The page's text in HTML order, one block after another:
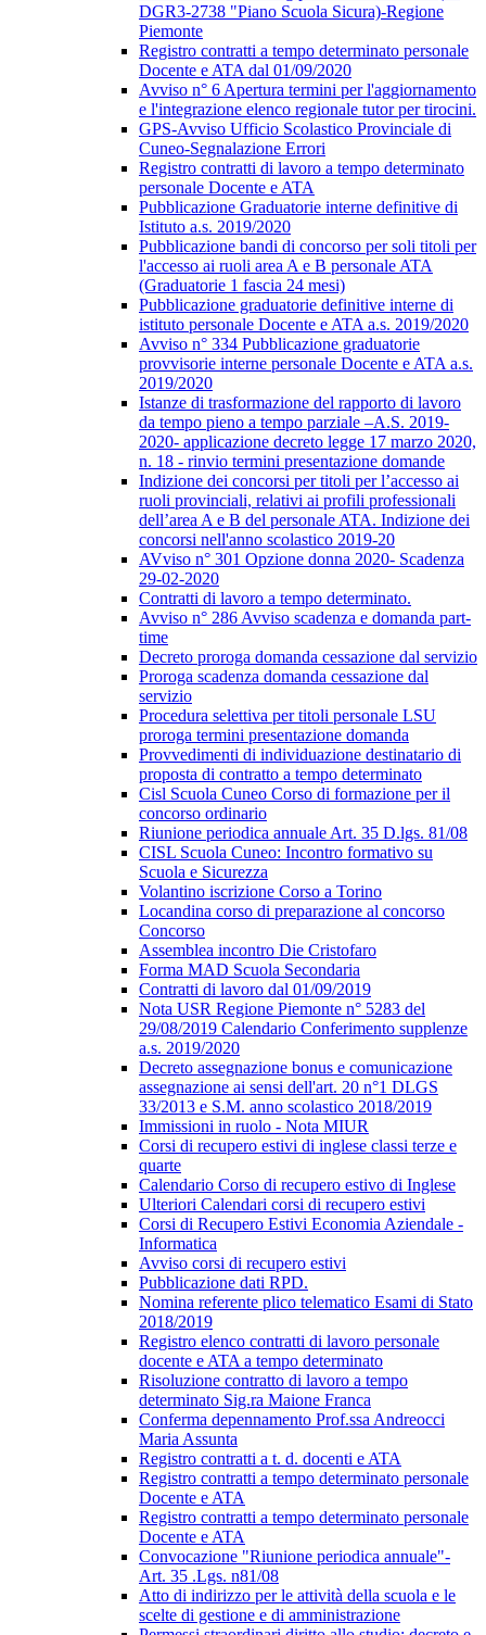
DGR3-2738 "Piano Scuola Sicura)-Regione
Piemonte
Registro contratti a tempo determinato personale
Docente e ATA dal 01/09/2020
Avviso n° 6 Apertura termini per l'aggiornamento
e l'integrazione elenco regionale tutor per tirocini.
GPS-Avviso Ufficio Scolastico Provinciale di
Cuneo-Segnalazione Errori
Registro contratti di lavoro a tempo determinato
personale Docente e ATA
Pubblicazione Graduatorie interne definitive di
Istituto a.s. 2019/2020
Pubblicazione bandi di concorso per soli titoli per
l'accesso ai ruoli area A e B personale ATA
(Graduatorie 1 fascia 24 mesi)
Pubblicazione graduatorie definitive interne di
istituto personale Docente e ATA a.s. 2019/2020
Avviso n° 334 Pubblicazione graduatorie
provvisorie interne personale Docente e ATA a.s.
2019/2020
Istanze di trasformazione del rapporto di lavoro
da tempo pieno a tempo parziale –A.S. 2019-
2020- applicazione decreto legge 17 marzo 2020,
n. 18 - rinvio termini presentazione domande
Indizione dei concorsi per titoli per l’accesso ai
ruoli provinciali, relativi ai profili professionali
dell’area A e B del personale ATA. Indizione dei
concorsi nell'anno scolastico 2019-20
AVviso n° 301 Opzione donna 2020- Scadenza
29-02-2020
Contratti di lavoro a tempo determinato.
Avviso n° 286 Avviso scadenza e domanda part-
time
Decreto proroga domanda cessazione dal servizio
Proroga scadenza domanda cessazione dal
servizio
Procedura selettiva per titoli personale LSU
proroga termini presentazione domanda
Provvedimenti di individuazione destinatario di
proposta di contratto a tempo determinato
Cisl Scuola Cuneo Corso di formazione per il
concorso ordinario
Riunione periodica annuale Art. 35 D.lgs. 81/08
CISL Scuola Cuneo: Incontro formativo su
Scuola e Sicurezza
Volantino iscrizione Corso a Torino
Locandina corso di preparazione al concorso
Concorso
Assemblea incontro Die Cristofaro
Forma MAD Scuola Secondaria
Contratti di lavoro dal 01/09/2019
Nota USR Regione Piemonte n° 5283 del
29/08/2019 Calendario Conferimento supplenze
a.s. 2019/2020
Decreto assegnazione bonus e comunicazione
assegnazione ai sensi dell'art. 20 n°1 DLGS
33/2013 e S.M. anno scolastico 2018/2019
Immissioni in ruolo - Nota MIUR
Corsi di recupero estivi di inglese classi terze e
quarte
Calendario Corso di recupero estivo di Inglese
Ulteriori Calendari corsi di recupero estivi
Corsi di Recupero Estivi Economia Aziendale -
Informatica
Avviso corsi di recupero estivi
Pubblicazione dati RPD.
Nomina referente plico telematico Esami di Stato
2018/2019
Registro elenco contratti di lavoro personale
docente e ATA a tempo determinato
Risoluzione contratto di lavoro a tempo
determinato Sig.ra Maione Franca
Conferma depennamento Prof.ssa Andreocci
Maria Assunta
Registro contratti a t. d. docenti e ATA
Registro contratti a tempo determinato personale
Docente e ATA
Registro contratti a tempo determinato personale
Docente e ATA
Convocazione "Riunione periodica annuale"-
Art. 35 .Lgs. n81/08
Atto di indirizzo per le attività della scuola e le
scelte di gestione e di amministrazione